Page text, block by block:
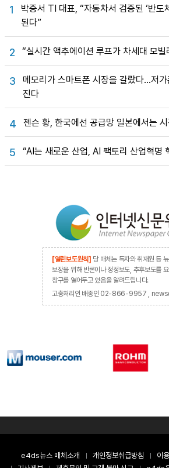
1
박중서 TI 대표, “자동차서 검증된 ‘반도
된다”
2 “실시간 액추에이션 루프가 차세대 모빌
3
메모리가 스마트폰 시장을 갈랐다…저
진다
4 젠슨 황, 한국에선 공급망 일본에서는
5 “AI는 새로운 산업, AI 팩토리 산업혁명
[열린보도원칙] 당 매체는 독자와 취재원 등
보장을 위해 반론이나 정정보도, 추후보도를
창구를 열어두고 있음을 알려드립니다.
고충처리인 배종인 02-866-9957 ,
e4ds뉴스 매체소개 개인정보취급방침 이